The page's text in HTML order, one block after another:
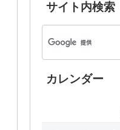
サイト内検索
カレンダー